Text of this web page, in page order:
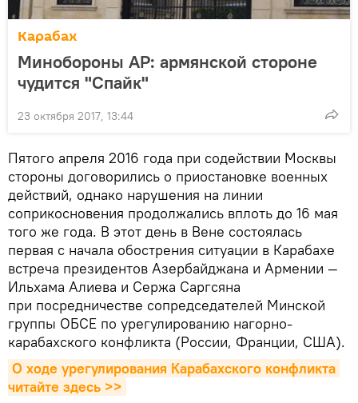
Карабах
Минобороны АР: армянской стороне
чудится "Спайк"
23 октября 2017, 13:44
Пятого апреля 2016 года при содействии Москвы
стороны договорились о приостановке военных
действий, однако нарушения на линии
соприкосновения продолжались вплоть до 16 мая
того же года. В этот день в Вене состоялась
первая с начала обострения ситуации в Карабахе
встреча президентов Азербайджана и Армении —
Ильхама Алиева и Сержа Саргсяна
при посредничестве сопредседателей Минской
группы ОБСЕ по урегулированию нагорно-
карабахского конфликта (России, Франции, США).
О ходе урегулирования Карабахского конфликта
читайте здесь >>